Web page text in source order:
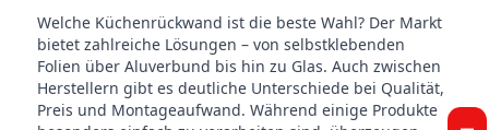
Welche Küchenrückwand ist die beste Wahl? Der Markt
bietet zahlreiche Lösungen – von selbstklebenden
Folien über Aluverbund bis hin zu Glas. Auch zwischen
Herstellern gibt es deutliche Unterschiede bei Qualität,
Preis und Montageaufwand. Während einige Produkte